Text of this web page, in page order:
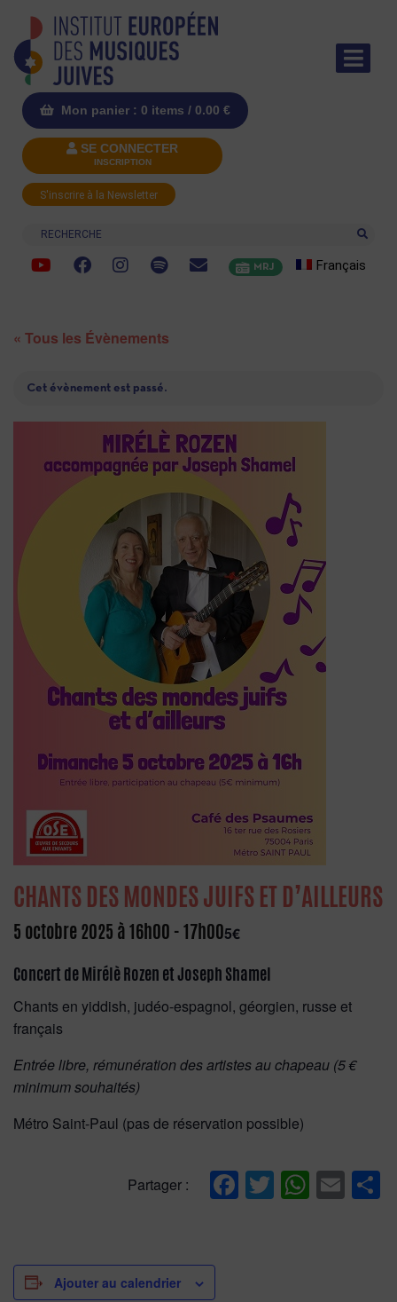
Mon panier : 0 items / 0.00 €
SE CONNECTER
INSCRIPTION
S'inscrire à la Newsletter
Recherche
MRJ Français
« Tous les Évènements
Cet évènement est passé.
CHANTS DES MONDES JUIFS ET D’AILLEURS
5 octobre 2025 à 16h00 -17h005€
Concert de Mirélè Rozen et Joseph Shamel
Chants en yiddish, judéo-espagnol, géorgien, russe et
français
Entrée libre, rémunération des artistes au chapeau (5 €
minimum souhaités)
Métro Saint-Paul (pas de réservation possible)
Partager : Facebook
Twitter
Ajouter au calendrier